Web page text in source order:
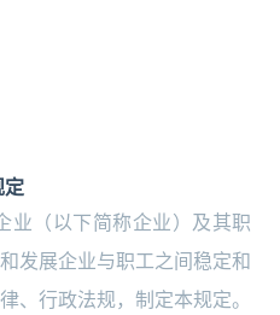
定
业（以下简称企业）及其职
发展企业与职工之间稳定和
、行政法规，制定本规定。